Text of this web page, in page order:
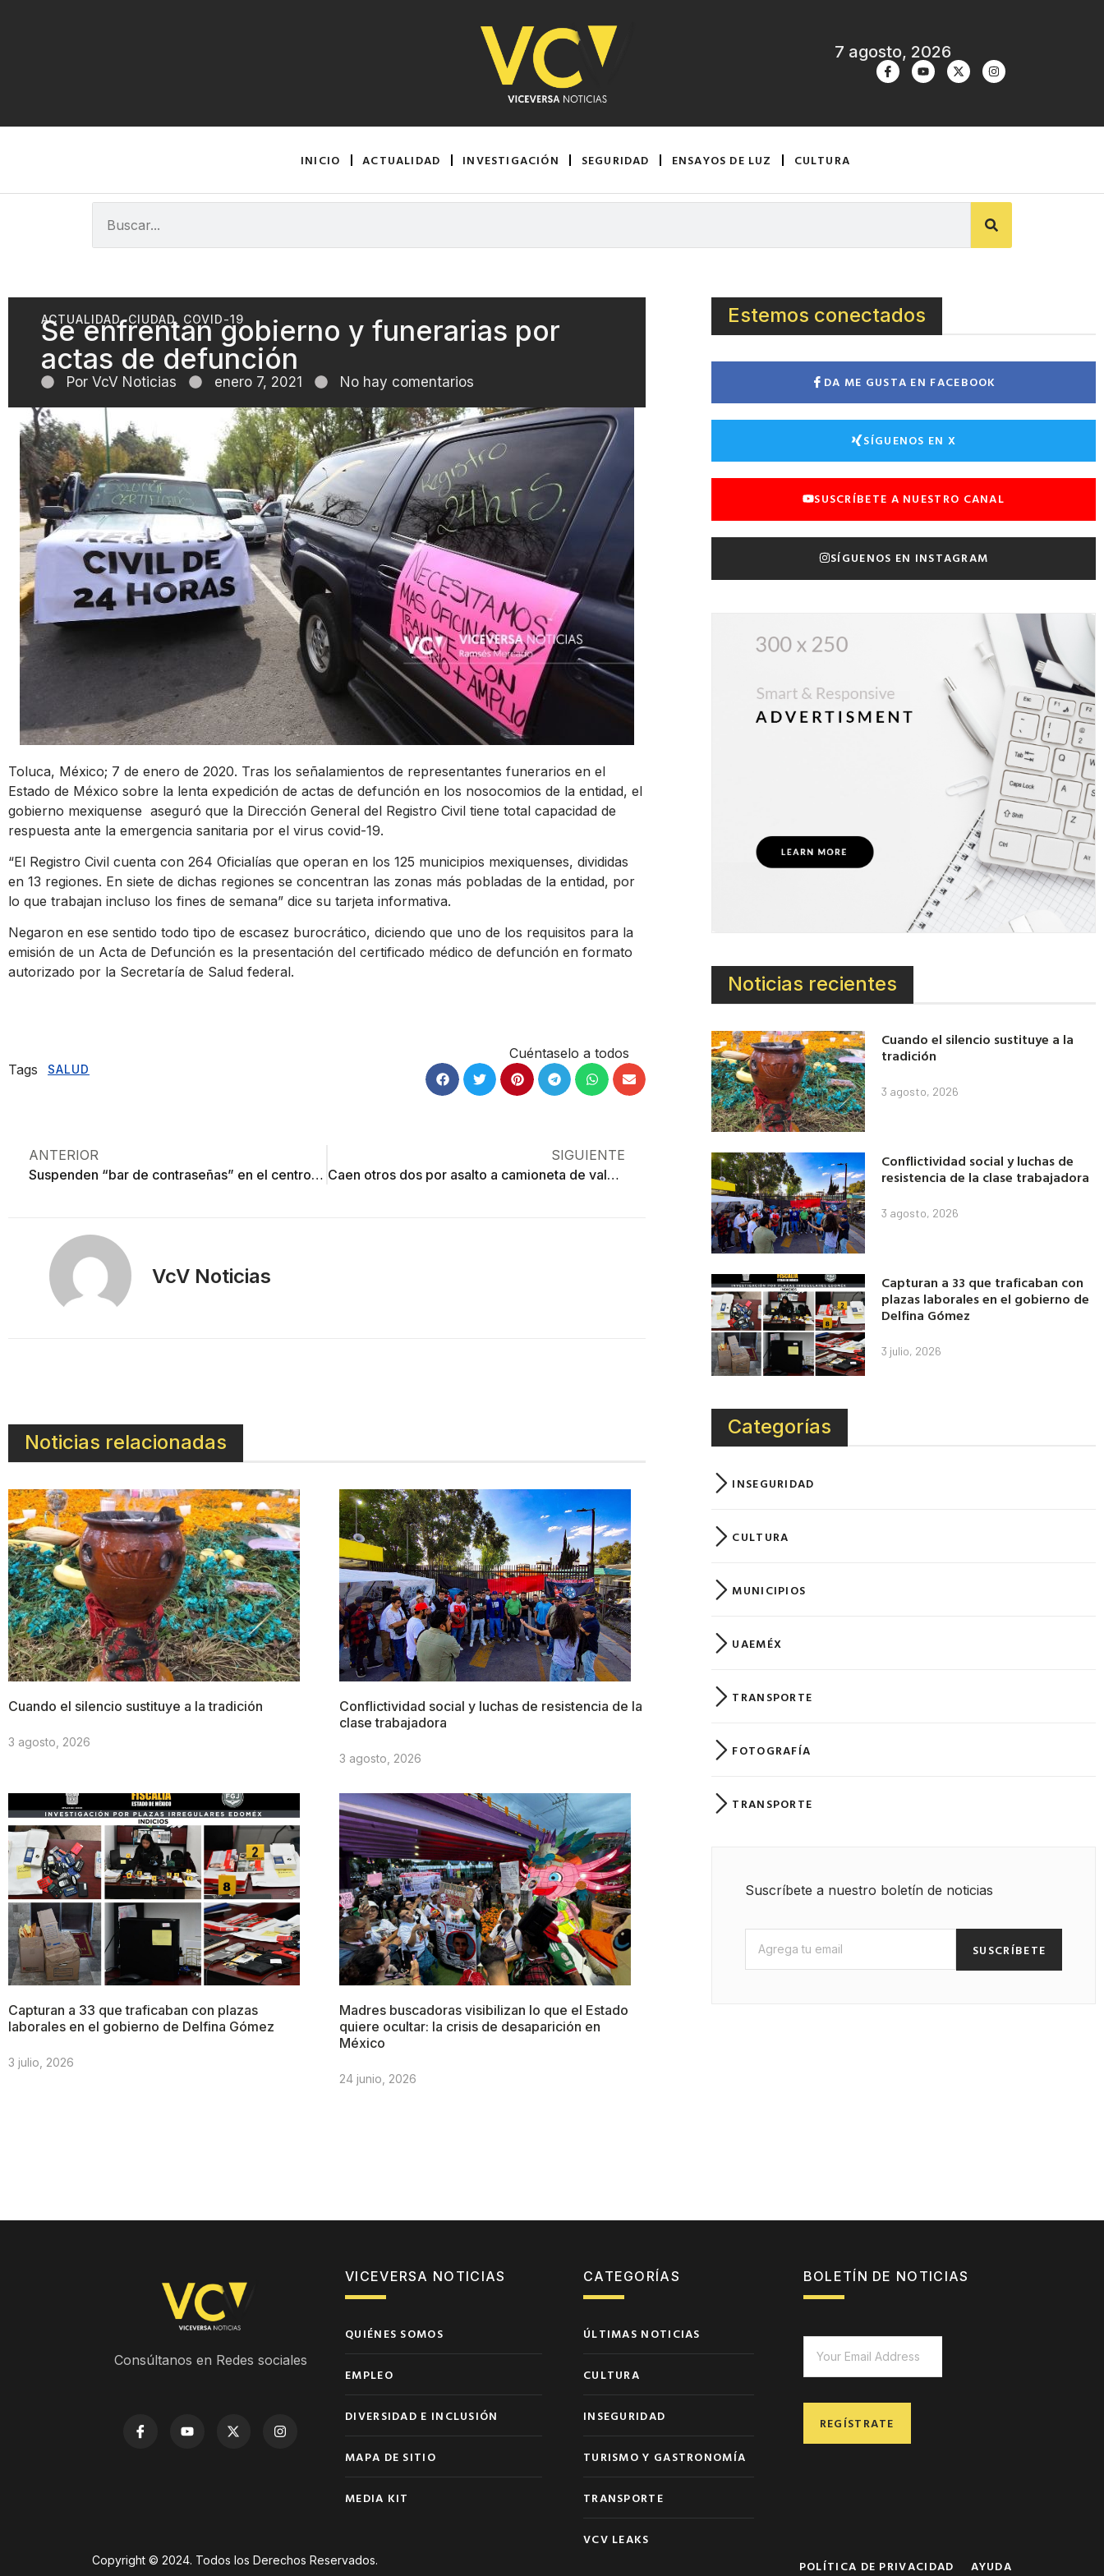
7 agosto, 2026
INICIO ACTUALIDAD INVESTIGACIÓN SEGURIDAD ENSAYOS DE LUZ CULTURA
ACTUALIDAD,CIUDAD, COVID-19
Se enfrentan gobierno y funerarias por
actas de defunción
Por VcV Noticias enero 7, 2021 No hay comentarios
Toluca, México; 7 de enero de 2020. Tras los señalamientos de representantes funerarios en el
Estado de México sobre la lenta expedición de actas de defunción en los nosocomios de la entidad, el
gobierno mexiquense aseguró que la Dirección General del Registro Civil tiene total capacidad de
respuesta ante la emergencia sanitaria por el virus covid-19.
“El Registro Civil cuenta con 264 Oficialías que operan en los 125 municipios mexiquenses, divididas
en 13 regiones. En siete de dichas regiones se concentran las zonas más pobladas de la entidad, por
lo que trabajan incluso los fines de semana” dice su tarjeta informativa.
Negaron en ese sentido todo tipo de escasez burocrático, diciendo que uno de los requisitos para la
emisión de un Acta de Defunción es la presentación del certificado médico de defunción en formato
autorizado por la Secretaría de Salud federal.
Tags SALUD
Cuéntaselo a todos
ANTERIOR
Suspenden “bar de contraseñas” en el centro de Toluca
SIGUIENTE
Caen otros dos por asalto a camioneta de valores en Toluca
VcV Noticias
Noticias relacionadas
Cuando el silencio sustituye a la tradición
3 agosto, 2026
Conflictividad social y luchas de resistencia de la
clase trabajadora
3 agosto, 2026
Capturan a 33 que traficaban con plazas
laborales en el gobierno de Delfina Gómez
3 julio, 2026
Madres buscadoras visibilizan lo que el Estado
quiere ocultar: la crisis de desaparición en
México
24 junio, 2026
Estemos conectados
DA ME GUSTA EN FACEBOOK
SÍGUENOS EN X
SUSCRÍBETE A NUESTRO CANAL
SÍGUENOS EN INSTAGRAM
Noticias recientes
Cuando el silencio sustituye a la
tradición
3 agosto, 2026
Conflictividad social y luchas de
resistencia de la clase trabajadora
3 agosto, 2026
Capturan a 33 que traficaban con
plazas laborales en el gobierno de
Delfina Gómez
3 julio, 2026
Categorías
INSEGURIDAD
CULTURA
MUNICIPIOS
UAEMÉX
TRANSPORTE
FOTOGRAFÍA
TRANSPORTE
Suscríbete a nuestro boletín de noticias
SUSCRÍBETE
Consúltanos en Redes sociales
VICEVERSA NOTICIAS
QUIÉNES SOMOS
EMPLEO
DIVERSIDAD E INCLUSIÓN
MAPA DE SITIO
MEDIA KIT
CATEGORÍAS
ÚLTIMAS NOTICIAS
CULTURA
INSEGURIDAD
TURISMO Y GASTRONOMÍA
TRANSPORTE
VCV LEAKS
BOLETÍN DE NOTICIAS
REGÍSTRATE
Copyright © 2024. Todos los Derechos Reservados. POLÍTICA DE PRIVACIDAD AYUDA